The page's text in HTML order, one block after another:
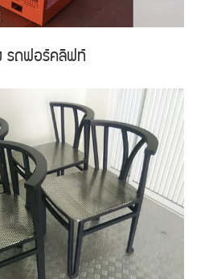
รถฟอร์คลิฟท์